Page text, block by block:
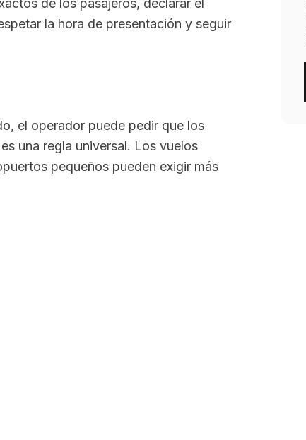
de los pasajeros, declarar el
la hora de presentación y seguir
el operador puede pedir que los
una regla universal. Los vuelos
pequeños pueden exigir más